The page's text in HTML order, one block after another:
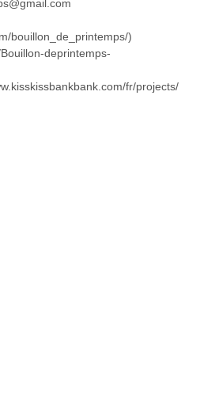
bouillon_de_printemps/)
deprintemps-
fr/projects/